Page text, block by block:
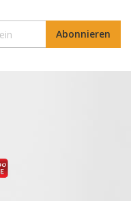
Abonnieren